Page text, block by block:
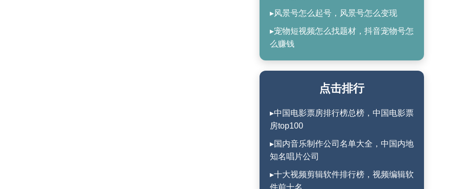
▸风景号怎么起号，风景号怎么变现
▸宠物短视频怎么找题材，抖音宠物号怎
么赚钱
点击排行
▸中国电影票房排行榜总榜，中国电影票
房top100
▸国内音乐制作公司名单大全，中国内地
知名唱片公司
▸十大视频剪辑软件排行榜，视频编辑软
件前十名